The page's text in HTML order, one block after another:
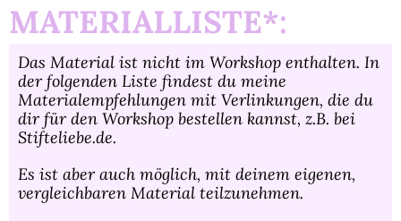
MATERIALLISTE*:
Das Material ist nicht im Workshop enthalten. In
der folgenden Liste findest du meine
Materialempfehlungen mit Verlinkungen, die du
dir für den Workshop bestellen kannst, z.B. bei
Stifteliebe.de.
Es ist aber auch möglich, mit deinem eigenen,
vergleichbaren Material teilzunehmen.